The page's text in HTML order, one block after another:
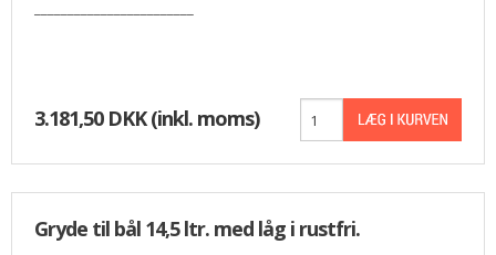
3.181,50 DKK(inkl. moms)
Gryde til bål 14,5 ltr. med låg i rustfri.